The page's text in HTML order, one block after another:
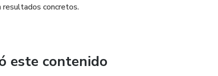
resultados concretos.
este contenido